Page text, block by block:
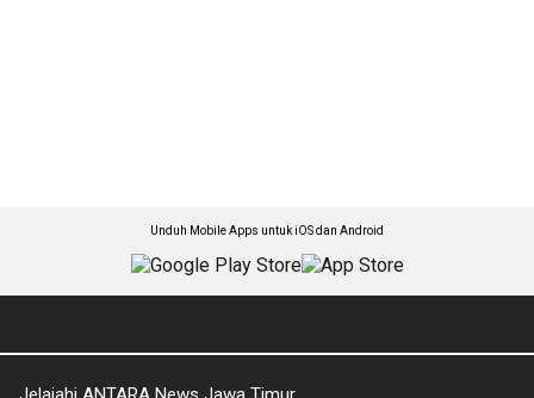
Unduh Mobile Apps untuk iOS dan Android